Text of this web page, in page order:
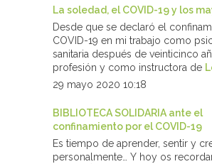
La soledad, el COVID-19 y los
Desde que se declaró el
COVID-19 en mi trabajo como
sanitaria después de veinticinco
profesión y como instructora de
29 mayo 2020 10:18
BIBLIOTECA SOLIDARIA ante el
confinamiento por el COVID-19
Es tiempo de aprender, sentir y
personalmente… Y hoy os